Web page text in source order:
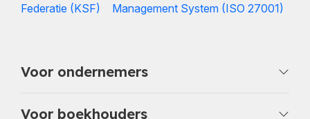
Voor ondernemers
Voor boekhouders